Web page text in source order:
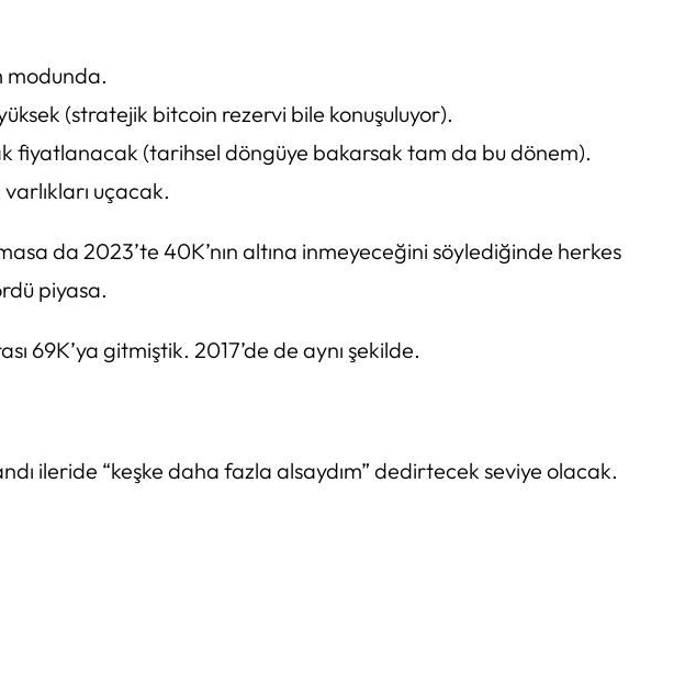
modunda.
(stratejik bitcoin rezervi bile konuşuluyor).
fiyatlanacak (tarihsel döngüye bakarsak tam da bu dönem).
uçacak.
da 2023’te 40K’nın altına inmeyeceğini söylediğinde herkes
piyasa.
69K’ya gitmiştik. 2017’de de aynı şekilde.
ileride “keşke daha fazla alsaydım” dedirtecek seviye olacak.